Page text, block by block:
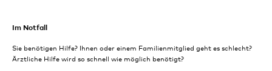
Im Notfall
Sie benötigen Hilfe? Ihnen oder einem Familienmitglied geht es schlecht?
Ärztliche Hilfe wird so schnell wie möglich benötigt?